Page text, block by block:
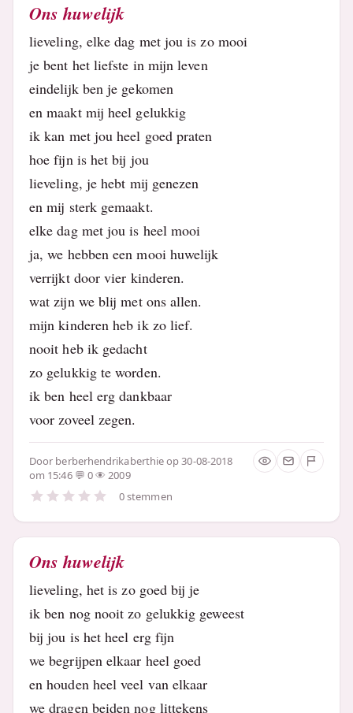
Ons huwelijk
lieveling, elke dag met jou is zo mooi
je bent het liefste in mijn leven
eindelijk ben je gekomen
en maakt mij heel gelukkig
ik kan met jou heel goed praten
hoe fijn is het bij jou
lieveling, je hebt mij genezen
en mij sterk gemaakt.
elke dag met jou is heel mooi
ja, we hebben een mooi huwelijk
verrijkt door vier kinderen.
wat zijn we blij met ons allen.
mijn kinderen heb ik zo lief.
nooit heb ik gedacht
zo gelukkig te worden.
ik ben heel erg dankbaar
voor zoveel zegen.
Door berberhendrikaberthieop 30-08-2018
om 15:46
0
2009
0 stemmen
Ons huwelijk
lieveling, het is zo goed bij je
ik ben nog nooit zo gelukkig geweest
bij jou is het heel erg fijn
we begrijpen elkaar heel goed
en houden heel veel van elkaar
we dragen beiden nog littekens